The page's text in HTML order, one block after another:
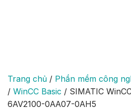
Trang chủ / Phần mềm công
/ WinCC Basic / SIMATIC
6AV2100-0AA07-0AH5